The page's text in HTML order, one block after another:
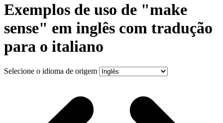
Exemplos de uso de "make
sense" em inglês com tradução
para o italiano
Selecione o idioma de origem